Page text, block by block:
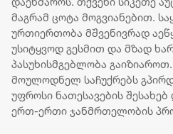
მაგრამ ცოტა მოგვიანებით.
ურთიერთობა მშვენივრად
უსიტყვოდ გესმით და მზად
პასუხისმგებლობა
მოულოდნელ საჩუქრებს
უფროსი ნათესავების
ერთ-ერთი ჯანმრთელობის